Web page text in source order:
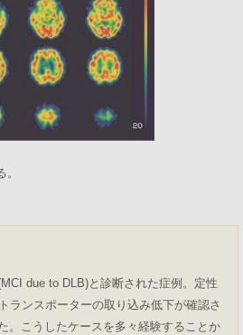
due to DLB)と診断された症例。定性
ランスポーターの取り込み低下が確認さ
。こうしたケースを多々経験することか